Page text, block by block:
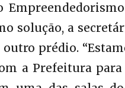
solução, a
outro prédio.
a Prefeitura